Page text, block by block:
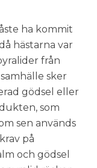
ha kommit
hästarna var
från
sker
gödsel eller
som
sen används
på
och gödsel